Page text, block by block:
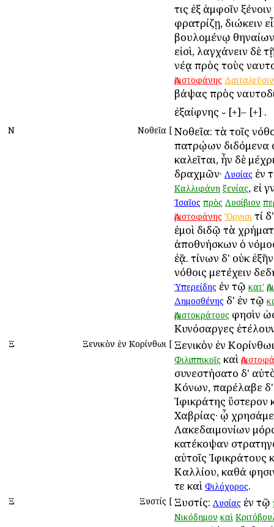
τις ἐξ ἀμφοῖν
φρατρίζῃ, διώκειν
βουλομένῳ
εἰσὶ, λαγχάνειν δὲ
νέᾳ πρὸς τοὺς
Ἀριστοφάνης Δαιταλεῦσιν
βάψας πρὸς
ἐξαίφνης ⏑ [+]– [+] .
Ν Νοθεῖα [ Νοθεῖα: τὰ τοῖς
πατρῴων διδόμενα
καλεῖται, ἦν δὲ
δραχμῶν· Λυσίας ἐν
Καλλιφάνη ξενίας, εἰ
Ἰσαῖος πρὸς Λυσίβιον
Ἀριστοφάνης Ὄρνισι τί
ἐμοὶ διδῷ τὰ
ἀποθνήσκων ὁ
ἐᾷ. τίνων δ' οὐκ
νόθοις μετέχειν
Ὑπερείδης ἐν τῷ κατ'
Δημοσθένης δ' ἐν τῷ
Ἀριστοκράτους φησὶν
Κυνόσαργες
Ξ Ξενικὸν ἐν Κορίνθωι [ Ξενικὸν ἐν
Φιλιππικοῖς καὶ
συνεστήσατο δ'
Κόνων, παρέλαβε
Ἰφικράτης ὕστερον
Χαβρίας· ᾧ
Λακεδαιμονίων
κατέκοψαν
αὐτοῖς Ἰφικράτους
Καλλίου, καθά
τε καὶ Φιλόχορος.
Ξ Ξυστίς [ Ξυστίς: Λυσίας ἐν τῷ
Νικόδημον καὶ